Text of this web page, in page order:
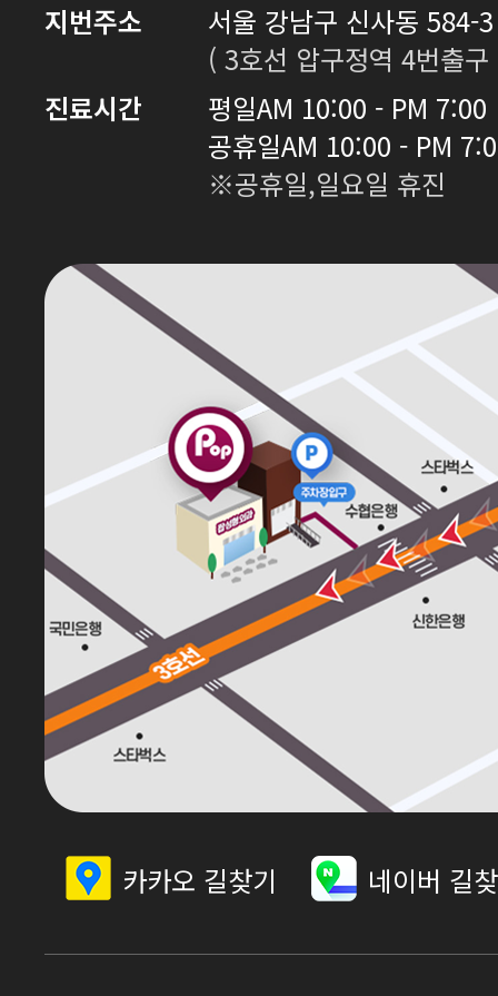
지번주소
서울 강남구 신사동 584-
( 3호선 압구정역 4번출
진료시간
평일AM 10:00 - PM 7:00
공휴일AM 10:00 - PM
※공휴일,일요일 휴진
카카오 길찾기 네이버 길